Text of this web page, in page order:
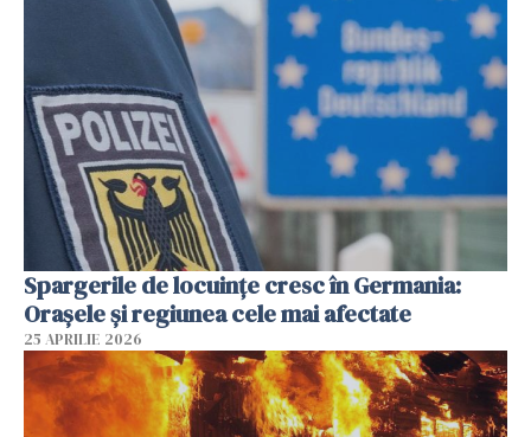
Spargerile de locuințe cresc în Germania:
Orașele și regiunea cele mai afectate
25 APRILIE 2026